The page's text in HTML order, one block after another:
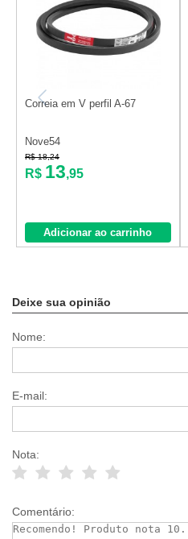
Correia em V perfil A-67
Nove54
R$ 18,24
R$ 13,95
Adicionar ao carrinho
Deixe sua opinião
Nome:
E-mail:
Nota:
Comentário: